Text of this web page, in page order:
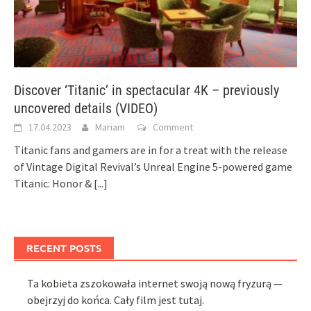
Discover ‘Titanic’ in spectacular 4K – previously
uncovered details (VIDEO)
17.04.2023 Mariam Comment
Titanic fans and gamers are in for a treat with the release
of Vintage Digital Revival’s Unreal Engine 5-powered game
Titanic: Honor & [...]
RECENT POSTS
Ta kobieta zszokowała internet swoją nową fryzurą —
obejrzyj do końca. Cały film jest tutaj.